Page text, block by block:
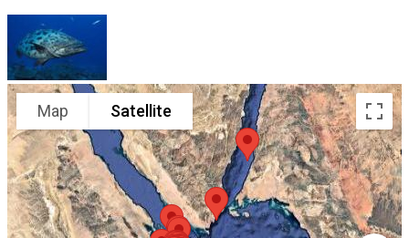
Map Satellite